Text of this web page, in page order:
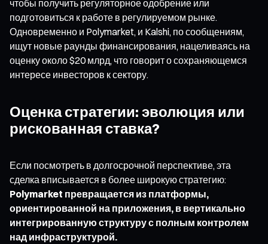
чтобы получить регуляторное одобрение или
подготовиться к работе в регулируемом рынке.
Одновременно и Polymarket, и Kalshi, по сообщениям,
ищут новые раунды финансирования, нацеливаясь на
оценку около $20 млрд, что говорит о сохраняющемся
интересе инвесторов к сектору.
Оценка стратегии: эволюция или
рискованная ставка?
Если посмотреть в долгосрочной перспективе, эта
сделка вписывается в более широкую стратегию:
Polymarket превращается из платформы,
ориентированной на приложения, в вертикально
интегрированную структуру с полным контролем
над инфраструктурой.